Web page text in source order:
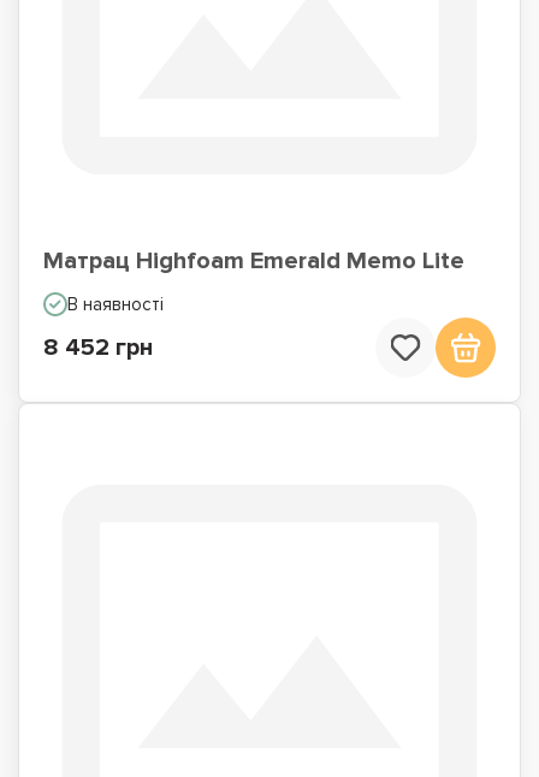
Матрац Highfoam Emerald Memo Lite
В наявності
8 452 грн